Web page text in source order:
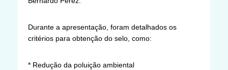
Durante a apresentação, foram detalhados os
critérios para obtenção do selo, como:
* Redução da poluição ambiental